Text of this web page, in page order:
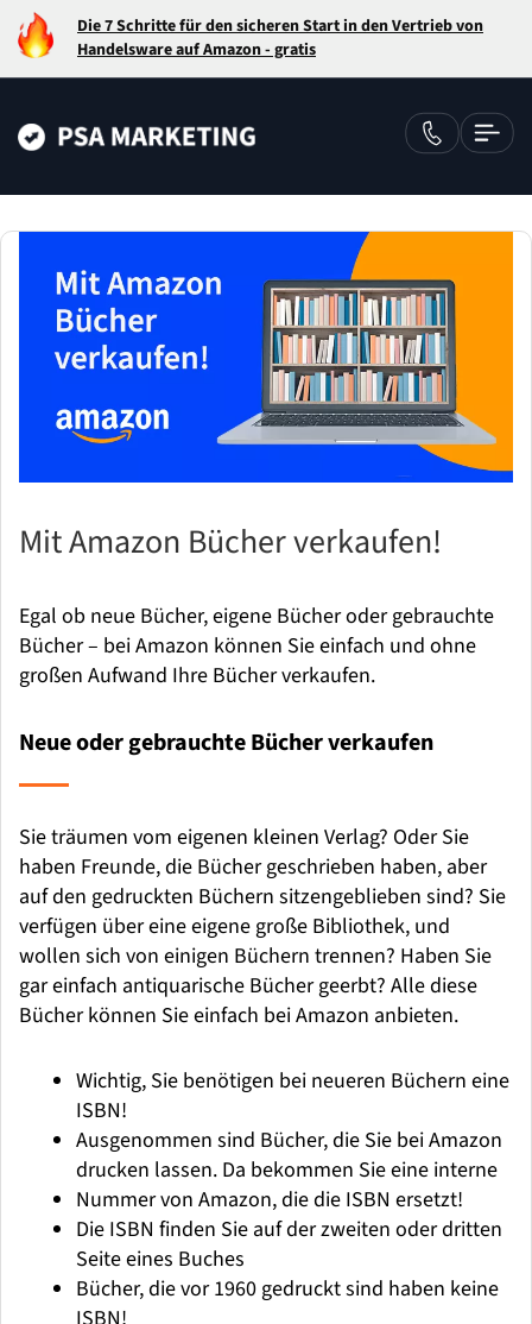
Die 7 Schritte für den sicheren Start in den Vertrieb von
Handelsware auf Amazon - gratis
Mit Amazon Bücher verkaufen!
Egal ob neue Bücher, eigene Bücher oder gebrauchte
Bücher – bei Amazon können Sie einfach und ohne
großen Aufwand Ihre Bücher verkaufen.
Neue oder gebrauchte Bücher verkaufen
Sie träumen vom eigenen kleinen Verlag? Oder Sie
haben Freunde, die Bücher geschrieben haben, aber
auf den gedruckten Büchern sitzengeblieben sind? Sie
verfügen über eine eigene große Bibliothek, und
wollen sich von einigen Büchern trennen? Haben Sie
gar einfach antiquarische Bücher geerbt? Alle diese
Bücher können Sie einfach bei Amazon anbieten.
Wichtig, Sie benötigen bei neueren Büchern eine
ISBN!
Ausgenommen sind Bücher, die Sie bei Amazon
drucken lassen. Da bekommen Sie eine interne
Nummer von Amazon, die die ISBN ersetzt!
Die ISBN finden Sie auf der zweiten oder dritten
Seite eines Buches
Bücher, die vor 1960 gedruckt sind haben keine